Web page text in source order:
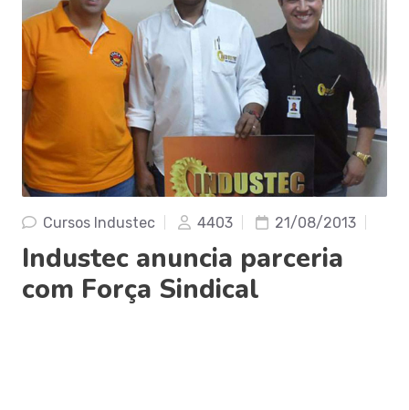
Cursos Industec 4403 21/08/2013
Industec anuncia parceria
com Força Sindical